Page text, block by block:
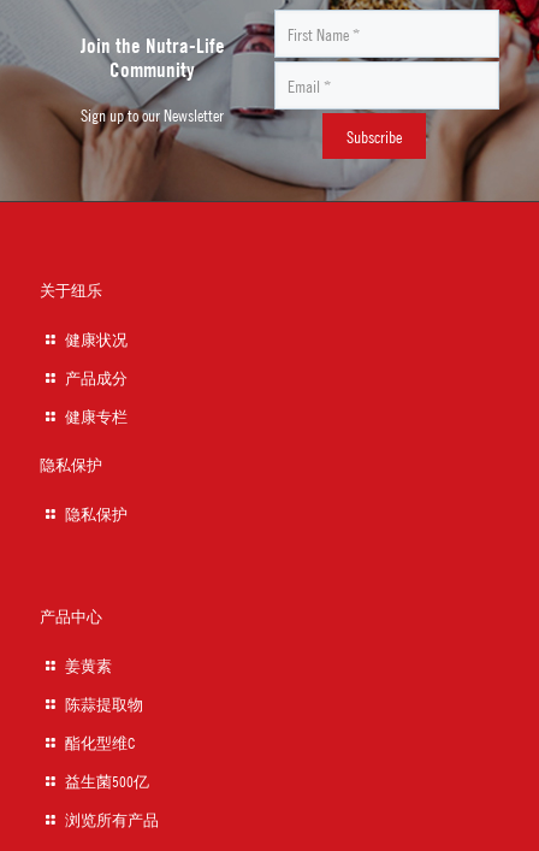
Join the Nutra-Life
Community
Sign up to our Newsletter
关于纽乐
健康状况
产品成分
健康专栏
隐私保护
隐私保护
产品中心
姜黄素
陈蒜提取物
酯化型维C
益生菌500亿
浏览所有产品